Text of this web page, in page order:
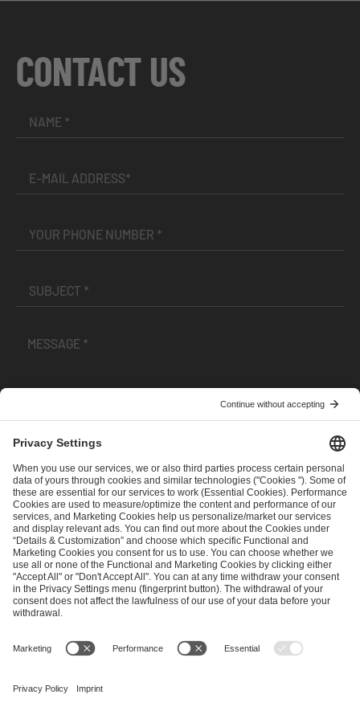
CONTACT US
andPrivacy Policy
SEND MESSAGE
CAREER MEDIA RIGHTS